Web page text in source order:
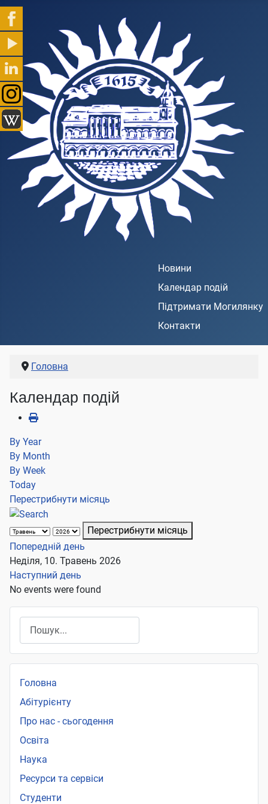
Новини
Календар подій
Підтримати Могилянку
Контакти
Головна
Календар подій
By Year
By Month
By Week
Today
Перестрибнути місяць
Перестрибнути місяць
Попередній день
Неділя, 10. Травень 2026
Наступний день
No events were found
Головна
Абітурієнту
Про нас - сьогодення
Освіта
Наука
Ресурси та сервіси
Студенти